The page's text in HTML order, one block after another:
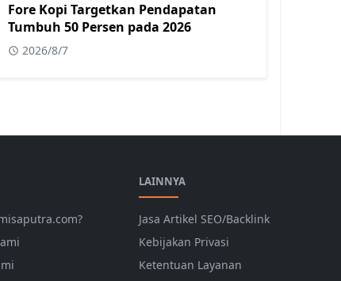
Fore Kopi Targetkan Pendapatan
Tumbuh 50 Persen pada 2026
2026/8/7
LAINNYA
Jasa Artikel SEO/Backlink
Kebijakan Privasi
Ketentuan Layanan